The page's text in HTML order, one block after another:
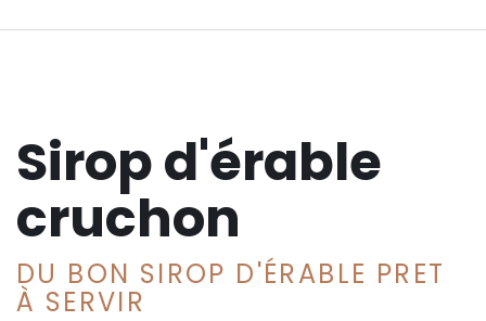
Sirop d'érable
cruchon
DU BON SIROP D'ÉRABLE PRET
À SERVIR